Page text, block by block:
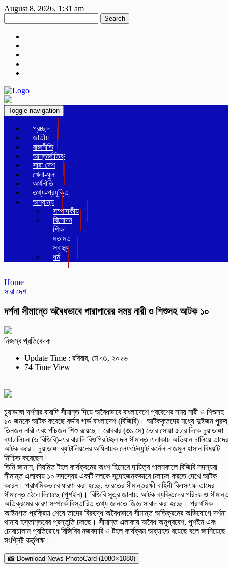
August 8, 2026, 1:31 am
Search
Toggle navigation
প্রচ্ছদ
জাতীয়
রাজনীতি
আন্তর্জাতিক
সারা দেশ
খেলা-ধুলা
অর্থনীতি
তথ্য-প্রযুক্তি
অন্যান্য
সম্পাদকীয়
বিনোদন
শিক্ষা
মতামত
স্বাস্থ্য
ধর্ম
Home
সারা দেশ
দর্শনা সীমান্তে অবৈধভাবে পারাপারের সময় নারী ও শিশুসহ আটক ১০
নিজস্ব প্রতিবেদক
Update Time : রবিবার, মে ৩১, ২০২৬
74 Time View
চুয়াডাঙ্গা দর্শনার বারাদি সীমান্ত দিয়ে অবৈধভাবে বাংলাদেশে প্রবেশের সময় নারী ও শিশুসহ
১০ জনকে আটক করেছে বর্ডার গার্ড বাংলাদেশ (বিজিবি)। আটককৃতদের মধ্যে দুইজন
তিনজন নারী এবং পাঁচজন শিশু রয়েছে। রোববার (৩১ মে) ভোর সোয়া ৫টার দিকে চুয়াডাঙ্গা
ব্যাটালিয়ন (৬ বিজিবি)-এর বারাদি বিওপির টহল দল সীমান্ত এলাকায় অভিযান চালিয়ে তাদের
আটক করে। চুয়াডাঙ্গা ব্যাটালিয়নের অধিনায়ক লেফটেন্যান্ট কর্নেল নাজমুল হাসান বিষয়টি
নিশ্চিত করেছেন।
তিনি জানান, নিয়মিত টহল কার্যক্রমের অংশ হিসেবে দায়িত্ব পালনকালে বিজিবি সদস্যরা
সীমান্ত এলাকায় ১০ সদস্যের একটি দলকে সন্দেহজনকভাবে চলাচল করতে দেখে আটক
করেন। প্রাথমিকভাবে ধারণা করা হচ্ছে, ভারতের সীমান্তরক্ষী বাহিনী বিএসএফ তাদের
সীমান্তে ঠেলে দিয়েছে (পুশইন)। বিজিবি সূত্র জানায়, আটক ব্যক্তিদের পরিচয় ও
অতিক্রমের কারণ সম্পর্কে বিস্তারিত তথ্য জানতে জিজ্ঞাসাবাদ করা হচ্ছে। প্রাথমিক
আইনগত প্রক্রিয়া শেষে তাদের বিরুদ্ধে অবৈধভাবে সীমান্ত অতিক্রমের অভিযোগে দর্শনা
থানায় হস্তান্তরের প্রস্তুতি চলছে। সীমান্ত এলাকায় অবৈধ অনুপ্রবেশ, পুশইন এবং
চোরাচালান প্রতিরোধে বিজিবির নজরদারি ও টহল কার্যক্রম অব্যাহত রয়েছে বলে জানিয়েছে
সংশ্লিষ্ট কর্তৃপক্ষ।
📸 Download News PhotoCard (1080×1080)